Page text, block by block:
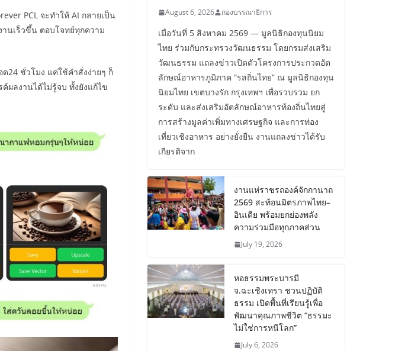
PCL จะทำให้ AI กลายเป็น
นเร็วขึ้น ตอบโจทย์ทุกความ
24 ชั่วโมง แค่ใช้คำสั่งง่ายๆ ก็
ผลงานได้ไม่รู้จบ ทั้งยังแก้ไข
August 6, 2026 กองบรรณาธิการ
เมื่อวันที่ 5 สิงหาคม 2569 — มูลนิธิกองทุนนิยม
ไทย ร่วมกับกระทรวงวัฒนธรรม โดยกรมส่งเสริม
วัฒนธรรม แถลงข่าวเปิดตัวโครงการประกวดอัต
ลักษณ์อาหารภูมิภาค “รสถิ่นไทย” ณ มูลนิธิกองทุน
นิยมไทย เขตบางรัก กรุงเทพฯ เพื่อรวบรวม ยก
ระดับ และส่งเสริมอัตลักษณ์อาหารท้องถิ่นไทยสู่
การสร้างมูลค่าเพิ่มทางเศรษฐกิจ และการท่อง
เที่ยวเชิงอาหาร อย่างยั่งยืน งานแถลงข่าวได้รับ
เกียรติจาก
งานแห่ราชรถองค์จักกานาถ
2569 สะท้อนมิตรภาพไทย–
อินเดีย พร้อมยกย่องพลัง
ความร่วมมือทุกภาคส่วน
July 19, 2026
หอธรรมพระบารมี
จ.ฉะเชิงเทรา ชวนปฏิบัติ
ธรรม เปิดพื้นที่เรียนรู้เพื่อ
พัฒนาคุณภาพชีวิต “ธรรมะ
ไม่ใช่การหนีโลก”
July 6, 2026